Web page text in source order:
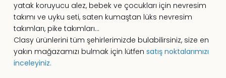
yatak koruyucu alez, bebek ve çocukları için nevresim
takımı ve uyku seti, saten kumaştan lüks nevresim
takımları, pike takımları...
Clasy ürünlerini tüm şehirlerimizde bulabilirsiniz, size en
yakın mağazamızı bulmak için lütfen satış noktalarımızı
inceleyiniz.